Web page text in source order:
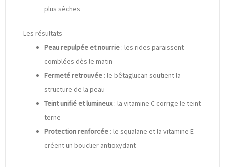
plus sèches
Les résultats
Peau repulpée et nourrie : les rides paraissent
comblées dès le matin
Fermeté retrouvée : le bêtaglucan soutient la
structure de la peau
Teint unifié et lumineux: la vitamine C corrige le teint
terne
Protection renforcée : le squalane et la vitamine E
créent un bouclier antioxydant